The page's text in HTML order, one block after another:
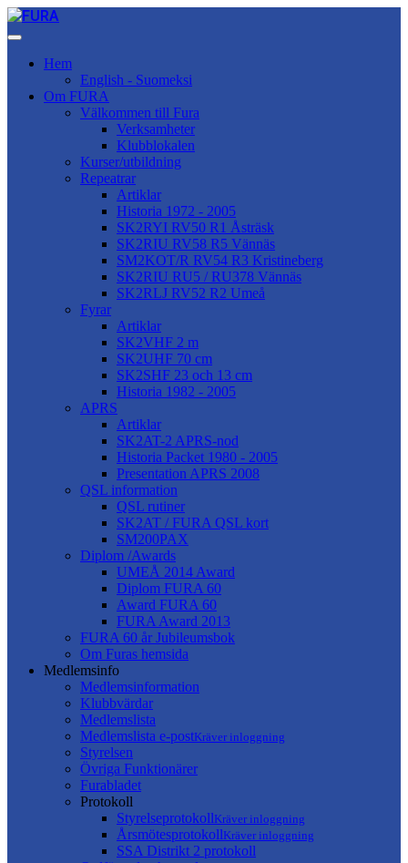
Hem
English - Suomeksi
Om FURA
Välkommen till Fura
Verksamheter
Klubblokalen
Kurser/utbildning
Repeatrar
Artiklar
Historia 1972 - 2005
SK2RYI RV50 R1 Åsträsk
SK2RIU RV58 R5 Vännäs
SM2KOT/R RV54 R3 Kristineberg
SK2RIU RU5 / RU378 Vännäs
SK2RLJ RV52 R2 Umeå
Fyrar
Artiklar
SK2VHF 2 m
SK2UHF 70 cm
SK2SHF 23 och 13 cm
Historia 1982 - 2005
APRS
Artiklar
SK2AT-2 APRS-nod
Historia Packet 1980 - 2005
Presentation APRS 2008
QSL information
QSL rutiner
SK2AT / FURA QSL kort
SM200PAX
Diplom /Awards
UMEÅ 2014 Award
Diplom FURA 60
Award FURA 60
FURA Award 2013
FURA 60 år Jubileumsbok
Om Furas hemsida
Medlemsinfo
Medlemsinformation
Klubbvärdar
Medlemslista
Medlemslista e-postKräver inloggning
Styrelsen
Övriga Funktionärer
Furabladet
Protokoll
StyrelseprotokollKräver inloggning
ÅrsmötesprotokollKräver inloggning
SSA Distrikt 2 protokoll